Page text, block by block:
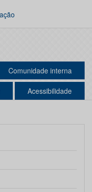
Comunidade interna
Acessibilidade